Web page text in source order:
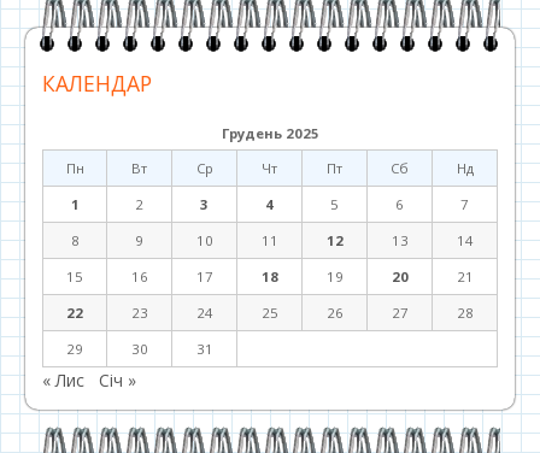
КАЛЕНДАР
Грудень 2025
Пн
Вт Ср Чт Пт Сб
Нд
1
2 3 4 5 6
7
8
9 10 11 12 13
14
15
16 17 18 19 20
21
22
23 24 25 26 27
28
29
30 31
« Лис Січ »